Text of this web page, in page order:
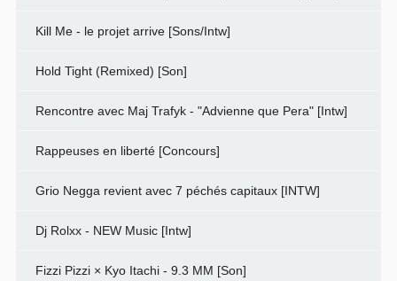
Kill Me - le projet arrive [Sons/Intw]
Hold Tight (Remixed) [Son]
Rencontre avec Maj Trafyk - "Advienne que Pera" [Intw]
Rappeuses en liberté [Concours]
Grio Negga revient avec 7 péchés capitaux [INTW]
Dj Rolxx - NEW Music [Intw]
Fizzi Pizzi × Kyo Itachi - 9.3 MM [Son]